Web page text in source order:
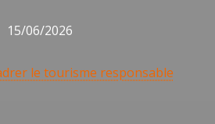
15/06/2026
le tourisme responsable